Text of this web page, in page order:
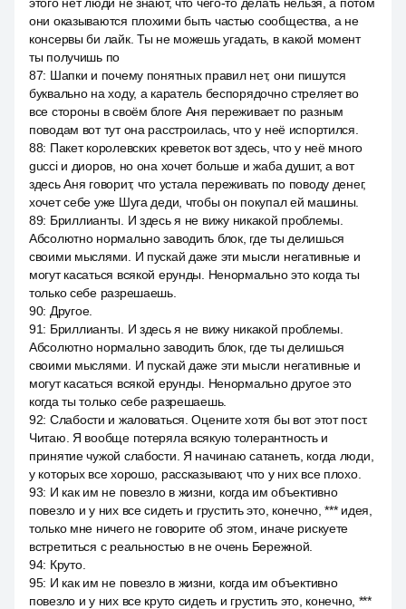
они оказываются плохими быть частью сообщества, а не
консервы би лайк. Ты не можешь угадать, в какой момент
ты получишь по
87: Шапки и почему понятных правил нет, они пишутся
буквально на ходу, а каратель беспорядочно стреляет во
все стороны в своём блоге Аня переживает по разным
поводам вот тут она расстроилась, что у неё испортился.
88: Пакет королевских креветок вот здесь, что у неё много
gucci и диоров, но она хочет больше и жаба душит, а вот
здесь Аня говорит, что устала переживать по поводу денег,
хочет себе уже Шуга деди, чтобы он покупал ей машины.
89: Бриллианты. И здесь я не вижу никакой проблемы.
Абсолютно нормально заводить блок, где ты делишься
своими мыслями. И пускай даже эти мысли негативные и
могут касаться всякой ерунды. Ненормально это когда ты
только себе разрешаешь.
90: Другое.
91: Бриллианты. И здесь я не вижу никакой проблемы.
Абсолютно нормально заводить блок, где ты делишься
своими мыслями. И пускай даже эти мысли негативные и
могут касаться всякой ерунды. Ненормально другое это
когда ты только себе разрешаешь.
92: Слабости и жаловаться. Оцените хотя бы вот этот пост.
Читаю. Я вообще потеряла всякую толерантность и
принятие чужой слабости. Я начинаю сатанеть, когда люди,
у которых все хорошо, рассказывают, что у них все плохо.
93: И как им не повезло в жизни, когда им объективно
повезло и у них все сидеть и грустить это, конечно, *** идея,
только мне ничего не говорите об этом, иначе рискуете
встретиться с реальностью в не очень Бережной.
94: Круто.
95: И как им не повезло в жизни, когда им объективно
повезло и у них все круто сидеть и грустить это, конечно, ***